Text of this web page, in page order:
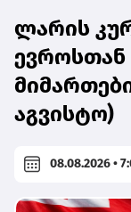
ლარის
აგვისტო)
08.08.2026 •